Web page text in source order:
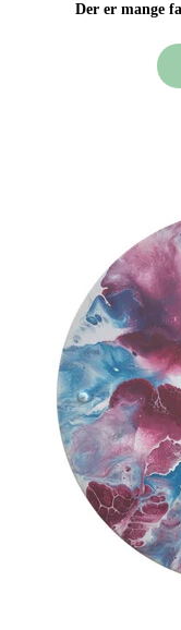
Der er mange